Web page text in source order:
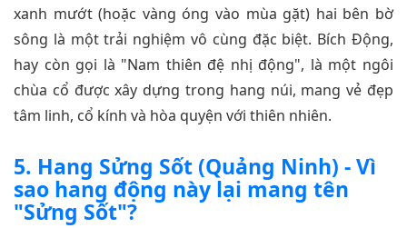
xanh mướt (hoặc vàng óng vào mùa gặt) hai bên bờ
sông là một trải nghiệm vô cùng đặc biệt. Bích Động,
hay còn gọi là "Nam thiên đệ nhị động", là một ngôi
chùa cổ được xây dựng trong hang núi, mang vẻ đẹp
tâm linh, cổ kính và hòa quyện với thiên nhiên.
5. Hang Sửng Sốt (Quảng Ninh) - Vì
sao hang động này lại mang tên
"Sửng Sốt"?